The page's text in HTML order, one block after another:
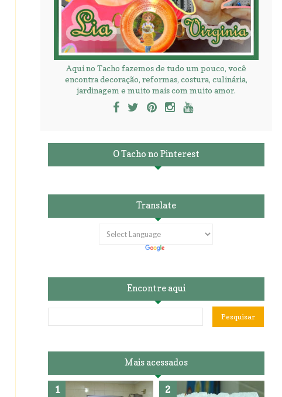
Aqui no Tacho fazemos de tudo um pouco, você
encontra decoração, reformas, costura, culinária,
jardinagem e muito mais com muito amor.
O Tacho no Pinterest
Translate
Encontre aqui
Mais acessados